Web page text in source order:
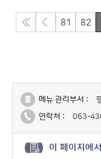
81 82
메뉴 관리부서 :
연락처 :
063-
이 페이지에